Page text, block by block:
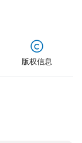
版权信息